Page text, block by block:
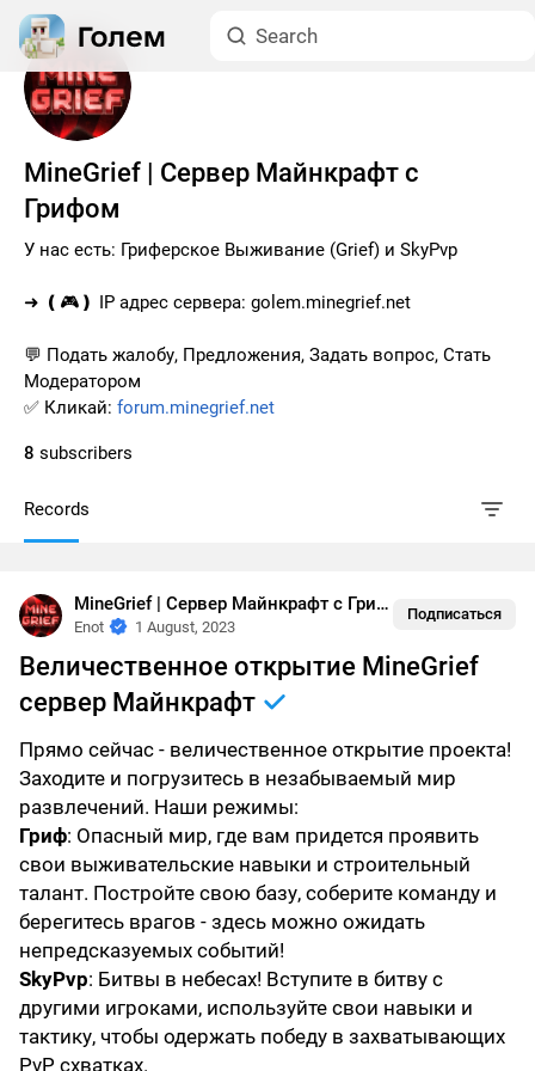
MineGrief | Сервер Майнкрафт с
Грифом
У нас есть: Гриферское Выживание (Grief) и SkyPvp
➜ ❪🎮❫ IP адрес сервера: golem.minegrief.net
💬 Подать жалобу, Предложения, Задать вопрос, Стать
Модератором
✅ Кликай: forum.minegrief.net
8 subscribers
Records
MineGrief | Сервер Майнкрафт с Грифом •
Enot
1 August, 2023
Подписаться
Величественное открытие MineGrief
сервер Майнкрафт
Прямо сейчас - величественное открытие проекта!
Заходите и погрузитесь в незабываемый мир
развлечений. Наши режимы:
Гриф: Опасный мир, где вам придется проявить
свои выживательские навыки и строительный
талант. Постройте свою базу, соберите команду и
берегитесь врагов - здесь можно ожидать
непредсказуемых событий!
SkyPvp: Битвы в небесах! Вступите в битву с
другими игроками, используйте свои навыки и
тактику, чтобы одержать победу в захватывающих
PvP схватках.